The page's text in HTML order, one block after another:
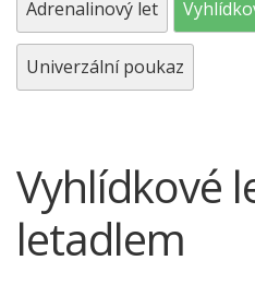
Adrenalinový let
Univerzální poukaz
Vyhlídkové
letadlem